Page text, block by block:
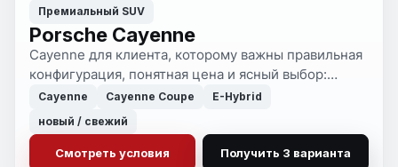
Премиальный SUV
Porsche Cayenne
Cayenne для клиента, которому важны правильная
конфигурация, понятная цена и ясный выбор:
покупать в России сейчас или везти под заказ.
Cayenne Cayenne Coupe
E-Hybrid
новый / свежий
Смотреть условия Получить 3 варианта